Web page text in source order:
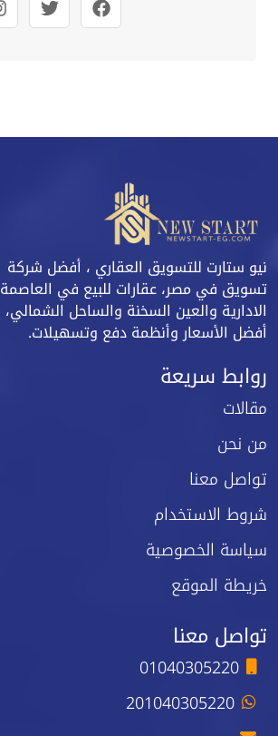
نيو ستارت للتسويق العقاري ، أفضل شركة
تسويق في مصر، عقارات للبيع في العاصمة
الادارية والعين السخنة والساحل الشمالي،
أفضل الأسعار وأنظمة دفع وتسهيلات.
روابط سريعة
مقالات
من نحن
تواصل معنا
شروط الاستخدام
سياسة الخصوصية
خريطة الموقع
تواصل معنا
01040305220
201040305220